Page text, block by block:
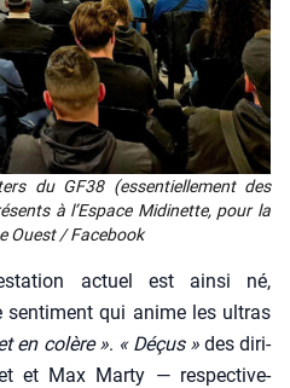
du GF38 (essen­tiel­le­ment des
à l’Es­pace Midi­nette, pour la
Ouest / Face­book
actuel est ain­si né,
sen­ti­ment qui anime les ultras
en colère ». « Déçus »des diri­
et Max Mar­ty — res­pec­ti­ve­